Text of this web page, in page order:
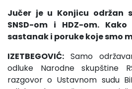
Jučer je u Konjicu održan
SNSD-om i HDZ-om.
sastanak i poruke koje smo
IZETBEGOVIĆ: Samo
odluke Narodne skupštine
razgovor o Ustavnom sudu